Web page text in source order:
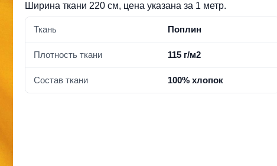
Ширина ткани 220 см, цена указана за 1 метр.
Ткань Поплин
Плотность ткани 115 г/м2
Состав ткани 100% хлопок